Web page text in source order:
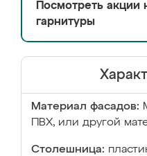
Посмотреть акции
гарнитуры
Материал фасадов:
ПВХ, или другой
Столешница: